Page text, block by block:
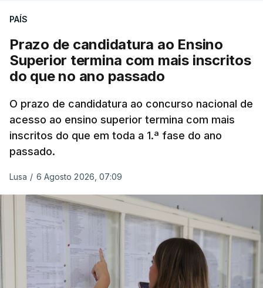
PAÍS
Prazo de candidatura ao Ensino
Superior termina com mais inscritos
do que no ano passado
O prazo de candidatura ao concurso nacional de
acesso ao ensino superior termina com mais
inscritos do que em toda a 1.ª fase do ano
passado.
Lusa / 6 Agosto 2026, 07:09